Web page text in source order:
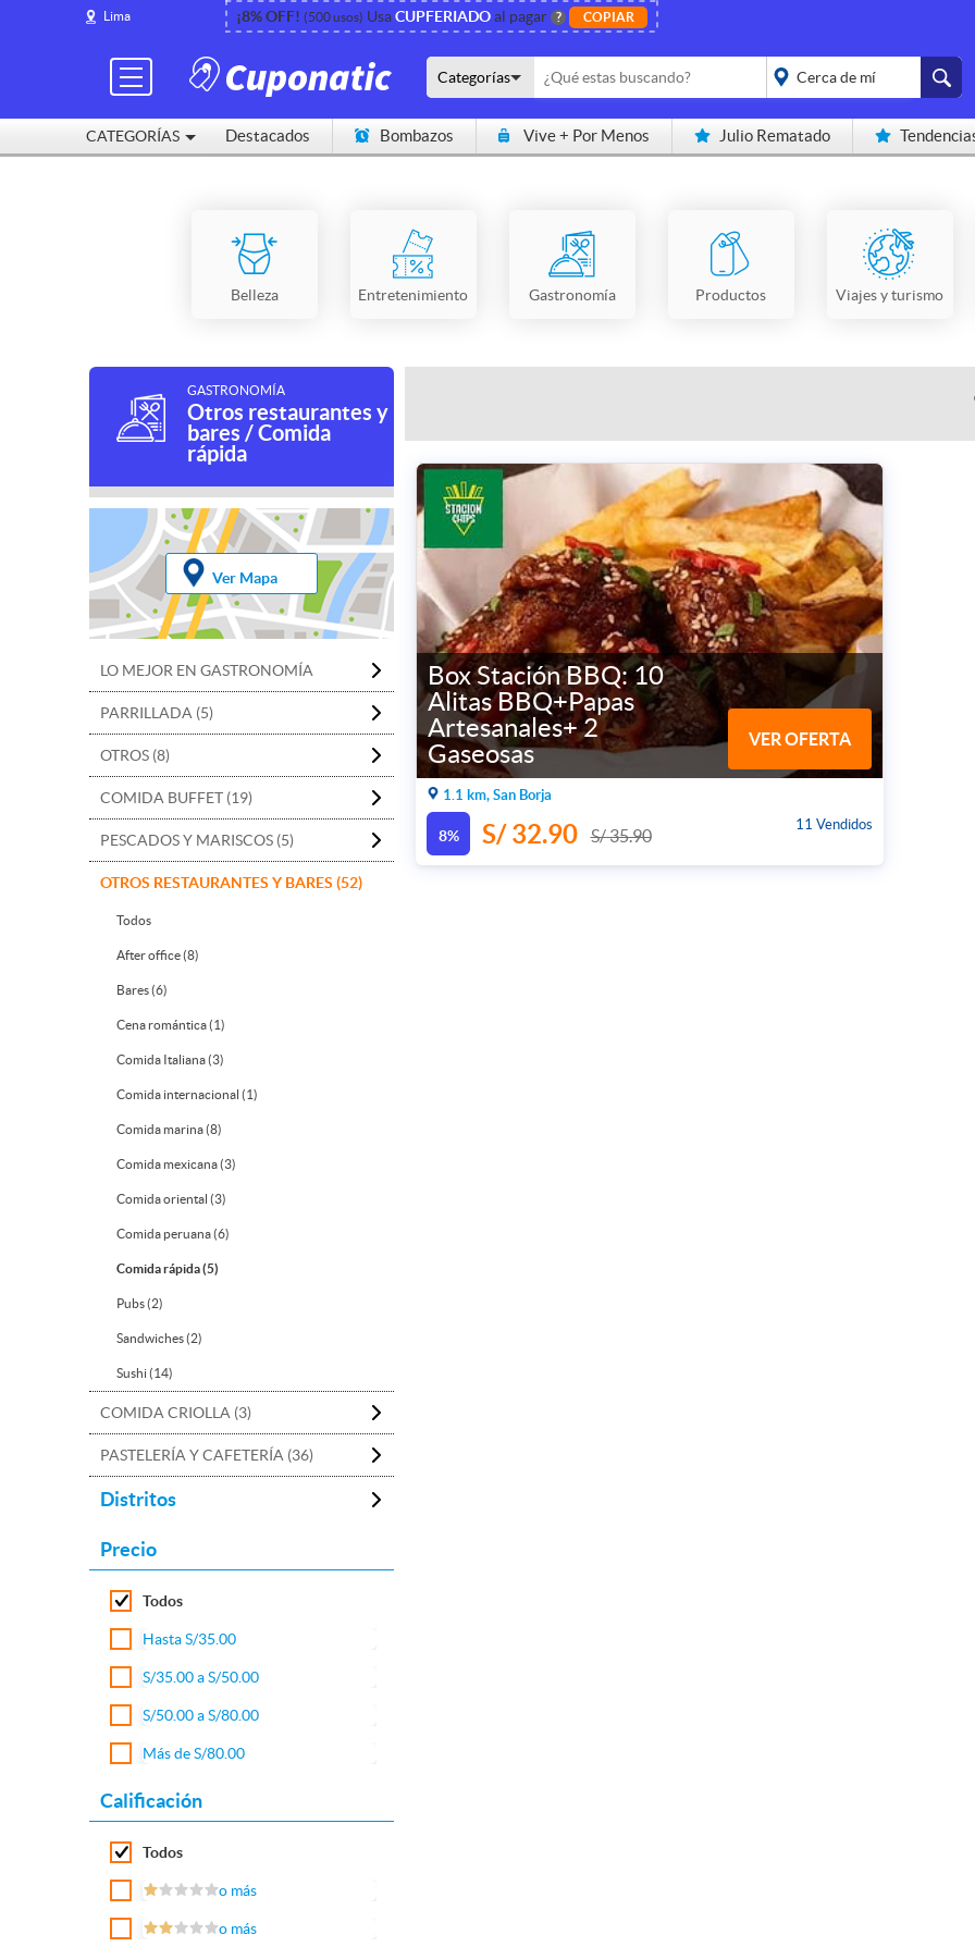
Lima ¡8% OFF! (500 usos) UsaCUPFERIADOal pagar ? COPIAR
CATEGORÍAS
Categorías
placeholder="Todo el
Destacados Bombazos Vive + Por Menos Julio Rematado
Belleza Entretenimiento Gastronomía Productos Viajes y turismo
GASTRONOMÍA
Otros restaurantes y
bares / Comida
rápida
Ver Mapa
LO MEJOR EN GASTRONOMÍA
PARRILLADA (5)
OTROS (8)
COMIDA BUFFET (19)
PESCADOS Y MARISCOS (5)
OTROS RESTAURANTES Y BARES (52)
Todos
After office (8)
Bares (6)
Cena romántica (1)
Comida Italiana (3)
Comida internacional (1)
Comida marina (8)
Comida mexicana (3)
Comida oriental (3)
Comida peruana (6)
Comida rápida (5)
Pubs (2)
Sandwiches (2)
Sushi (14)
COMIDA CRIOLLA (3)
PASTELERÍA Y CAFETERÍA (36)
Distritos
Precio
Todos
Hasta S/35.00
S/35.00 a S/50.00
S/50.00 a S/80.00
Más de S/80.00
Calificación
Todos
o más
o más
Box Stación BBQ: 10
Alitas BBQ+Papas
Artesanales+ 2
Gaseosas
VER OFERTA
1.1 km, San Borja
8%
11 Vendidos
S/ 32.90 S/ 35.90